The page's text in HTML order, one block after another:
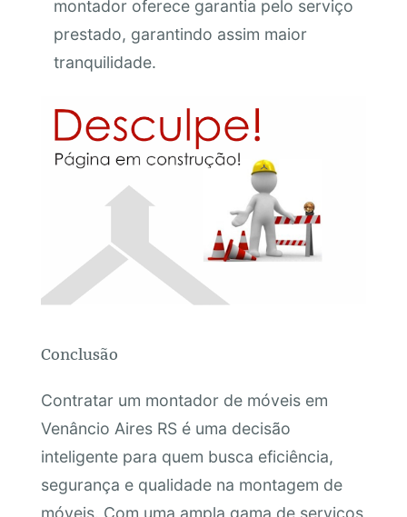
montador oferece garantia pelo serviço
prestado, garantindo assim maior
tranquilidade.
Conclusão
Contratar um montador de móveis em
Venâncio Aires RS é uma decisão
inteligente para quem busca eficiência,
segurança e qualidade na montagem de
móveis. Com uma ampla gama de serviços